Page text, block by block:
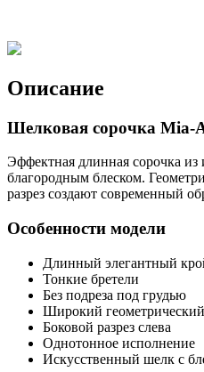
Описание
Шелковая сорочка Mia-
Эффектная длинная сорочка из
благородным блеском.
разрез создают современный
Особенности модели
Длинный элегантный
Тонкие бретели
Без подреза под грудью
Широкий
Боковой разрез слева
Однотонное исполнение
Искусственный шелк с